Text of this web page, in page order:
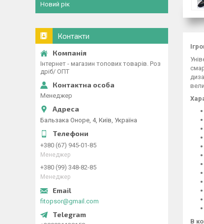
В
Новий рік
Контакти
Інтернет - магазин топових товарів. Роз
дріб/ ОПТ
Менеджер
Бальзака Оноре, 4, Київ, Україна
+380 (67) 945-01-85
Менеджер
+380 (99) 348-82-85
Менеджер
fitopsor@gmail.com